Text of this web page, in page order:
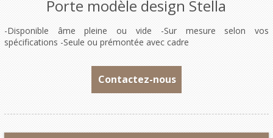
Porte modèle design Stella
-Disponible âme pleine ou vide -Sur mesure selon vos
spécifications -Seule ou prémontée avec cadre
Contactez-nous